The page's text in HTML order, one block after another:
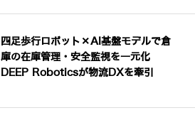
四足歩行ロボット×AI基盤モデルで倉
庫の在庫管理・安全監視を一元化
DEEP Roboticsが物流DXを牽引